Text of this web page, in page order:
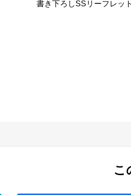
書き下ろしSSリーフレット
こ